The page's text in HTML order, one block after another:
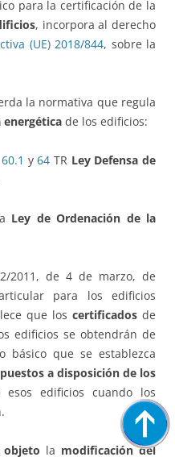
para la certificación de la
, incorpora al derecho
(UE) 2018/844, sobre la
la normativa que regula
de los edificios:
60.1 y64 TR Ley Defensa de
Ley de Ordenación de la
2011, de 4 de marzo, de
para los edificios
que los certificadosde
edificios se obtendrán de
básico que se establezca
puestos a disposición de los
edificios cuando los
objeto la modificación del